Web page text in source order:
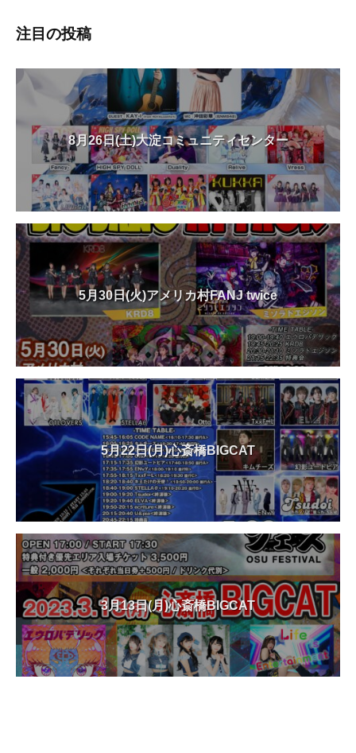
注目の投稿
8月26日(土)大淀コミュニティセンター
5月30日(火)アメリカ村FANJ twice
5月22日(月)心斎橋BIGCAT
3月13日(月)心斎橋BIGCAT